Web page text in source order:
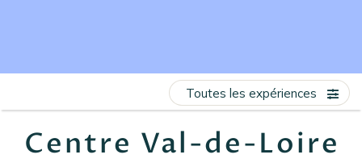
Centre Val-de-Loire
Toutes les expériences